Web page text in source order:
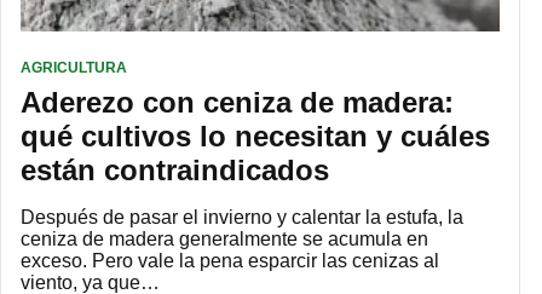
AGRICULTURA
Aderezo con ceniza de madera:
qué cultivos lo necesitan y cuáles
están contraindicados
Después de pasar el invierno y calentar la estufa, la
ceniza de madera generalmente se acumula en
exceso. Pero vale la pena esparcir las cenizas al
viento, ya que…